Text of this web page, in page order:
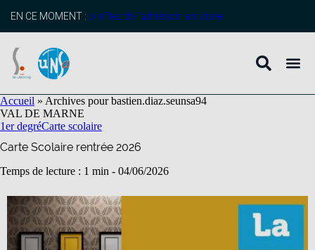
principal
EN CE MOMENT : profitez de l’adhésion anticipée
Accueil » Archives pour bastien.diaz.seunsa94
VAL DE MARNE
1er degréCarte scolaire
Carte Scolaire rentrée 2026
Temps de lecture : 1 min - 04/06/2026